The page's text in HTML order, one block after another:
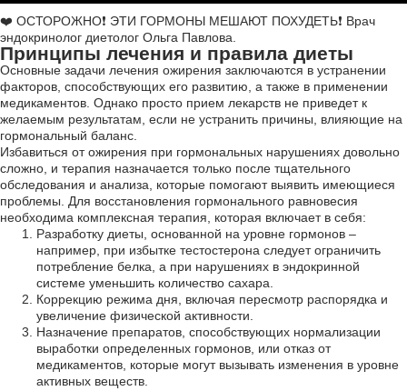
❤️ ОСТОРОЖНО❗️ ЭТИ ГОРМОНЫ МЕШАЮТ ПОХУДЕТЬ❗️ Врач
эндокринолог диетолог Ольга Павлова.
Принципы лечения и правила диеты
Основные задачи лечения ожирения заключаются в устранении
факторов, способствующих его развитию, а также в применении
медикаментов. Однако просто прием лекарств не приведет к
желаемым результатам, если не устранить причины, влияющие на
гормональный баланс.
Избавиться от ожирения при гормональных нарушениях довольно
сложно, и терапия назначается только после тщательного
обследования и анализа, которые помогают выявить имеющиеся
проблемы. Для восстановления гормонального равновесия
необходима комплексная терапия, которая включает в себя:
Разработку диеты, основанной на уровне гормонов –
например, при избытке тестостерона следует ограничить
потребление белка, а при нарушениях в эндокринной
системе уменьшить количество сахара.
Коррекцию режима дня, включая пересмотр распорядка и
увеличение физической активности.
Назначение препаратов, способствующих нормализации
выработки определенных гормонов, или отказ от
медикаментов, которые могут вызывать изменения в уровне
активных веществ.